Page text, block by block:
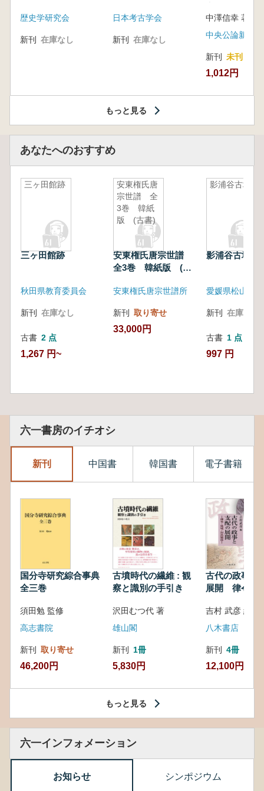
歴史学研究会
新刊 在庫なし
日本考古学会
新刊 在庫なし
中澤信幸 著
中央公論新社
新刊 未刊
1,012円
もっと見る
あなたへのおすすめ
三ヶ田館跡
三ヶ田館跡
秋田県教育委員会
新刊 在庫なし
古書 2 点
1,267 円~
安東権氏唐
宗世譜 全
3巻 韓紙
版 (古書)
安東権氏唐宗世譜
全3巻 韓紙版 (古
安東権氏唐宗世譜所
新刊 取り寄せ
33,000円
影浦谷古墳
影浦谷古墳
新刊 在庫なし
古書 1 点
997 円
六一書房のイチオシ
新刊 中国書 韓国書 電子書籍
国分寺研究綜合事典
全三巻
須田勉 監修
高志書院
新刊 取り寄せ
46,200円
古墳時代の繊維 : 観
察と識別の手引き
沢田むつ代 著
雄山閣
新刊 1冊
5,830円
古代の政事と
展開 律令・
吉村 武彦 編集
八木書店
新刊 4冊
12,100円
もっと見る
六一インフォメーション
お知らせ シンポジウム